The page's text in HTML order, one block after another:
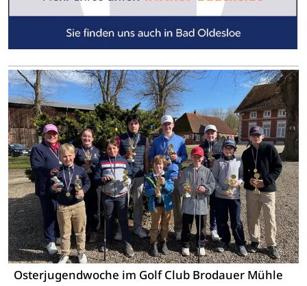
Osterjugendwoche im Golf Club Brodauer Mühle